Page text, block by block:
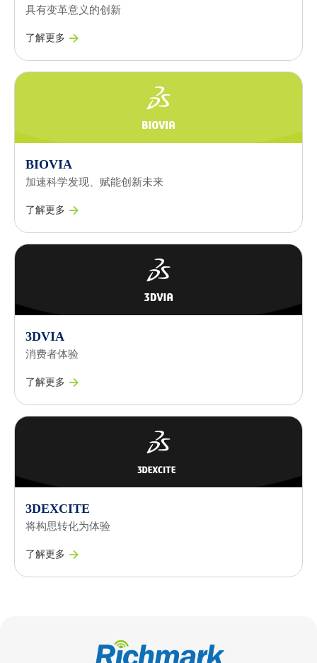
具有变革意义的创新
了解更多
BIOVIA
加速科学发现、赋能创新未来
了解更多
3DVIA
消费者体验
了解更多
3DEXCITE
将构思转化为体验
了解更多